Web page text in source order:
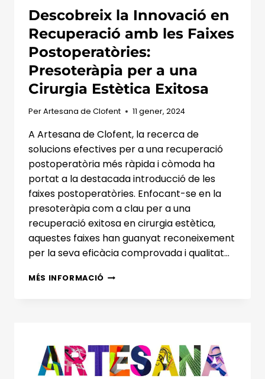
Descobreix la Innovació en
Recuperació amb les Faixes
Postoperatòries:
Presoteràpia per a una
Cirurgia Estètica Exitosa
PerArtesana de Clofent 11 gener, 2024
A Artesana de Clofent, la recerca de
solucions efectives per a una recuperació
postoperatòria més ràpida i còmoda ha
portat a la destacada introducció de les
faixes postoperatòries. Enfocant-se en la
presoteràpia com a clau per a una
recuperació exitosa en cirurgia estètica,
aquestes faixes han guanyat reconeixement
per la seva eficàcia comprovada i qualitat…
MÉS INFORMACIÓDESCOBREIX
LES
FAIXES
POSTOPERATÒRIES: